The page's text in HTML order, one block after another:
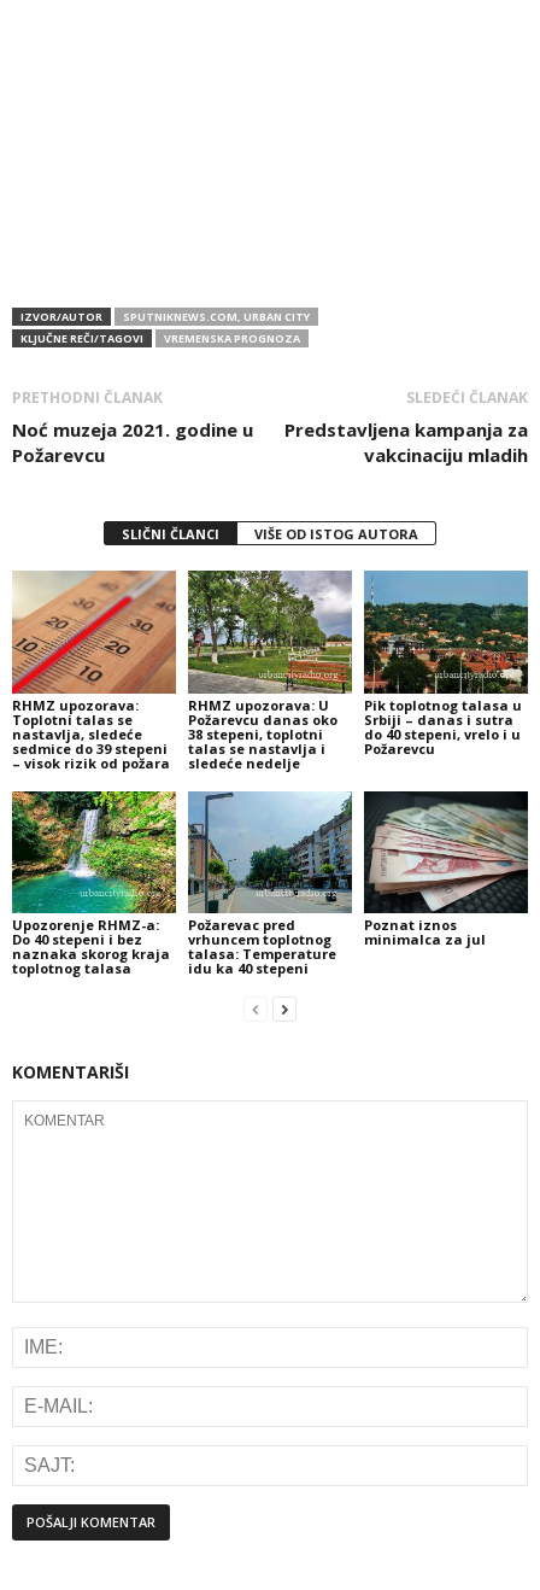
IZVOR/AUTOR
SPUTNIKNEWS.COM, URBAN CITY
KLJUČNE REČI/TAGOVI
VREMENSKA PROGNOZA
PRETHODNI ČLANAK
Noć muzeja 2021. godine u
Požarevcu
SLEDEĆI ČLANAK
Predstavljena kampanja za
vakcinaciju mladih
SLIČNI ČLANCI VIŠE OD ISTOG AUTORA
RHMZ upozorava:
Toplotni talas se
nastavlja, sledeće
sedmice do 39 stepeni
– visok rizik od požara
RHMZ upozorava: U
Požarevcu danas oko
38 stepeni, toplotni
talas se nastavlja i
sledeće nedelje
Pik toplotnog talasa u
Srbiji – danas i sutra
do 40 stepeni, vrelo i u
Požarevcu
Upozorenje RHMZ-a:
Do 40 stepeni i bez
naznaka skorog kraja
toplotnog talasa
Požarevac pred
vrhuncem toplotnog
talasa: Temperature
idu ka 40 stepeni
Poznat iznos
minimalca za jul
KOMENTARIŠI